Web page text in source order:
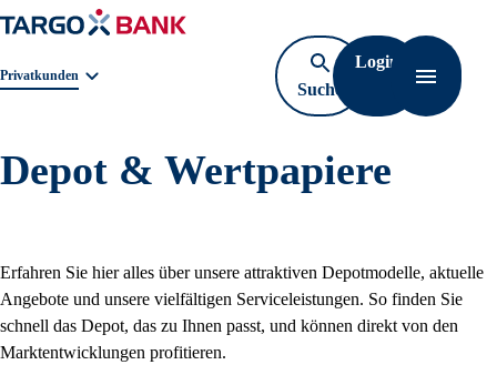
Geschäftsbereichnavigation. Aktuelle Auswahl:
Privatkunden
Suche
öffnen
Login
Depot & Wertpapiere
Erfahren Sie hier alles über unsere attraktiven Depotmodelle, aktuelle
Angebote und unsere vielfältigen Serviceleistungen. So finden Sie
schnell das Depot, das zu Ihnen passt, und können direkt von den
Marktentwicklungen profitieren.